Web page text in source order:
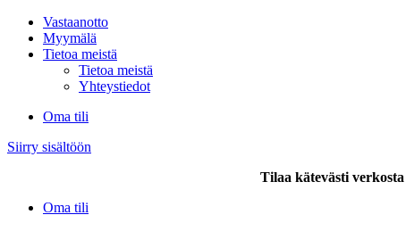
Vastaanotto
Myymälä
Tietoa meistä
Tietoa meistä
Yhteystiedot
Oma tili
Siirry sisältöön
Tilaa kätevästi verkosta
Oma tili